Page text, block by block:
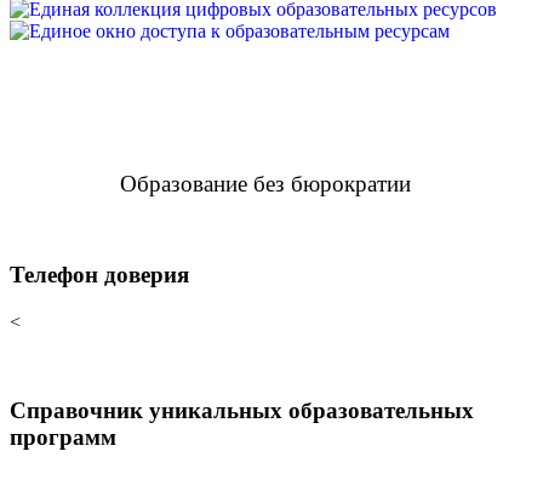
Образование без бюрократии
Телефон доверия
<
Справочник уникальных образовательных
программ